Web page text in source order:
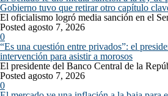
Gobierno tuvo que retirar otro capítulo
El oficialismo logró media sanción en el
Posted agosto 7, 2026
0
“Es una cuestión entre privados”: el
intervención para asistir a morosos
El presidente del Banco Central de la
Posted agosto 7, 2026
0